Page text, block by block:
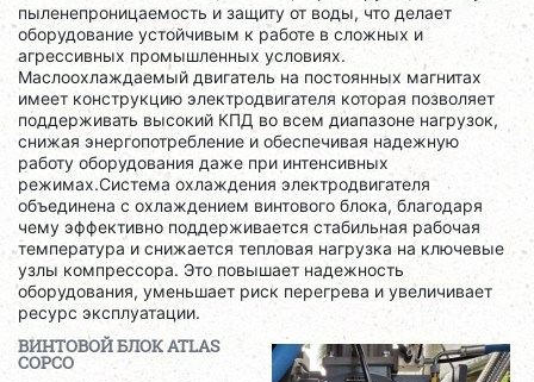
пыленепроницаемость и защиту от воды, что делает
оборудование устойчивым к работе в сложных и
агрессивных промышленных условиях.
Маслоохлаждаемый двигатель на постоянных магнитах
имеет конструкцию электродвигателя которая позволяет
поддерживать высокий КПД во всем диапазоне нагрузок,
снижая энергопотребление и обеспечивая надежную
работу оборудования даже при интенсивных
режимах.Система охлаждения электродвигателя
объединена с охлаждением винтового блока, благодаря
чему эффективно поддерживается стабильная рабочая
температура и снижается тепловая нагрузка на ключевые
узлы компрессора. Это повышает надежность
оборудования, уменьшает риск перегрева и увеличивает
ресурс эксплуатации.
ВИНТОВОЙ БЛОК ATLAS
COPCO